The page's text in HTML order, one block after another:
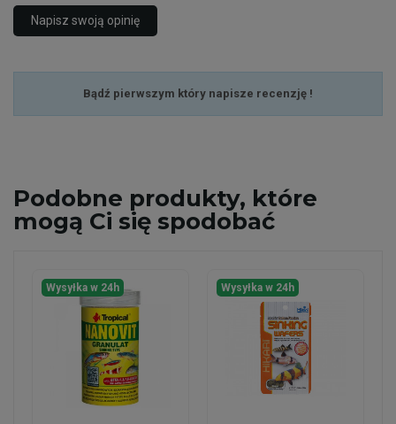
Napisz swoją opinię
Bądź pierwszym który napisze recenzję !
Podobne produkty, które
mogą Ci się spodobać
Wysyłka w 24h Wysyłka w 24h